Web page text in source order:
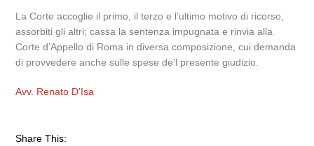
La Corte accoglie il primo, il terzo e l’ultimo motivo di ricorso,
assorbiti gli altri; cassa la sentenza impugnata e rinvia alla
Corte d’Appello di Roma in diversa composizione, cui demanda
di provvedere anche sulle spese de’l presente giudizio.
Avv. Renato D’Isa
Share This: